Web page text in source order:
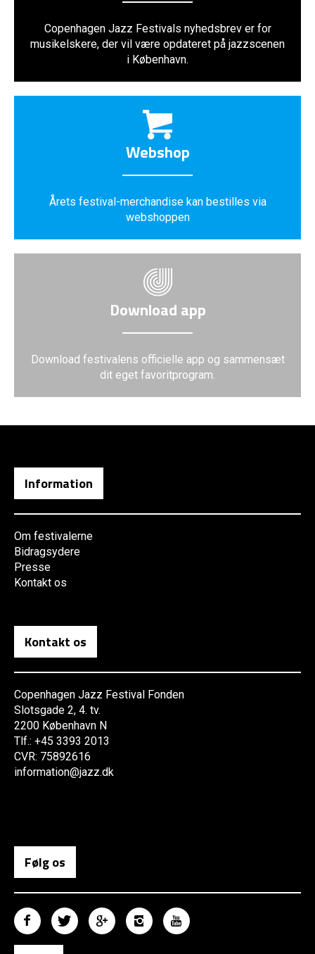
Copenhagen Jazz Festivals nyhedsbrev er for
musikelskere, der vil være opdateret på jazzscenen
i København.
Webshop
Årets festival-merchandise kan bestilles via
webshoppen
Download app
Download festivalens officielle app og sammensæt
dit eget favoritprogram.
Information
Om festivalerne
Bidragsydere
Presse
Kontakt os
Kontakt os
Copenhagen Jazz Festival Fonden
Slotsgade 2, 4. tv.
2200 København N
Tlf.: +45 3393 2013
CVR: 75892616
information@jazz.dk
Følg os